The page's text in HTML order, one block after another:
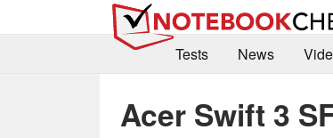
Tests
News
Acer Swift 3